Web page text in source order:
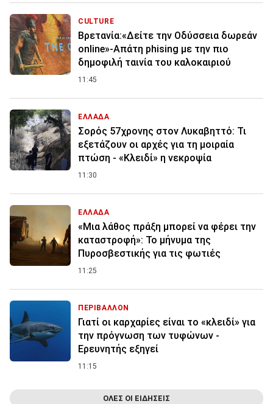
CULTURE
Βρετανία:«Δείτε την Οδύσσεια δωρεάν
online»-Απάτη phising με την πιο
δημοφιλή ταινία του καλοκαιριού
11:45
ΕΛΛΑΔΑ
Σορός 57χρονης στον Λυκαβηττό: Τι
εξετάζουν οι αρχές για τη μοιραία
πτώση - «Κλειδί» η νεκροψία
11:30
ΕΛΛΑΔΑ
«Μια λάθος πράξη μπορεί να φέρει την
καταστροφή»: Το μήνυμα της
Πυροσβεστικής για τις φωτιές
11:25
ΠΕΡΙΒΑΛΛΟΝ
Γιατί οι καρχαρίες είναι το «κλειδί» για
την πρόγνωση των τυφώνων -
Ερευνητής εξηγεί
11:15
ΟΛΕΣ ΟΙ ΕΙΔΗΣΕΙΣ